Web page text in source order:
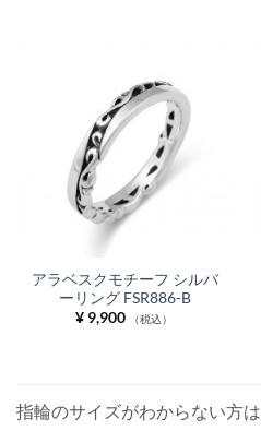
アラベスクモチーフ シルバ
ーリング FSR886-B
¥9,900 （税込）
指輪のサイズがわからない方は